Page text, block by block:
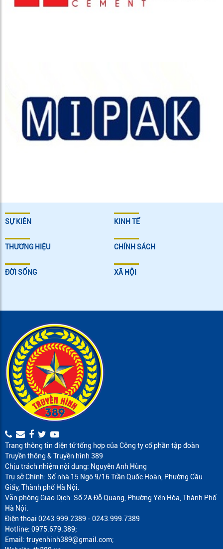
SỰ KIÊN KINH TẾ
THƯƠNG HIỆU CHÍNH SÁCH
ĐỜI SỐNG XÃ HỘI
Trang thông tin điện tử tổng hợp của Công ty cổ phần tập đoàn
Truyền thông & Truyền hình 389
Chịu trách nhiệm nội dung: Nguyễn Anh Hùng
Trụ sở Chính: Số nhà 15 Ngõ 9/16 Trần Quốc Hoàn, Phường Cầu
Giấy, Thành phố Hà Nội.
Văn phòng Giao Dịch: Số 2A Đỗ Quang, Phường Yên Hòa, Thành Phố
Hà Nội.
Điện thoại 0243.999.2389 - 0243.999.7389
Hotline: 0975.679.389;
Email: truyenhinh389@gmail.com;